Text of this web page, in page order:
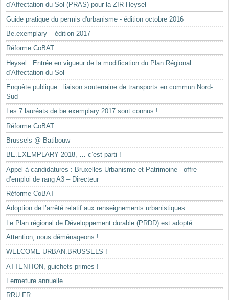
d’Affectation du Sol (PRAS) pour la ZIR Heysel
Guide pratique du permis d'urbanisme - édition octobre 2016
Be.exemplary – édition 2017
Réforme CoBAT
Heysel : Entrée en vigueur de la modification du Plan Régional
d’Affectation du Sol
Enquête publique : liaison souterraine de transports en commun Nord-
Sud
Les 7 lauréats de be exemplary 2017 sont connus !
Réforme CoBAT
Brussels @ Batibouw
BE.EXEMPLARY 2018, … c’est parti !
Appel à candidatures : Bruxelles Urbanisme et Patrimoine - offre
d’emploi de rang A3 – Directeur
Réforme CoBAT
Adoption de l’arrêté relatif aux renseignements urbanistiques
Le Plan régional de Développement durable (PRDD) est adopté
Attention, nous déménageons !
WELCOME URBAN.BRUSSELS !
ATTENTION, guichets primes !
Fermeture annuelle
RRU FR